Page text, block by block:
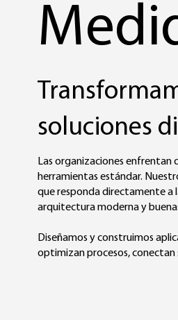
soluciones
Las organizaciones enfrentan
herramientas estándar.
que responda directamente a
arquitectura moderna y
Diseñamos y construimos
optimizan procesos, conectan